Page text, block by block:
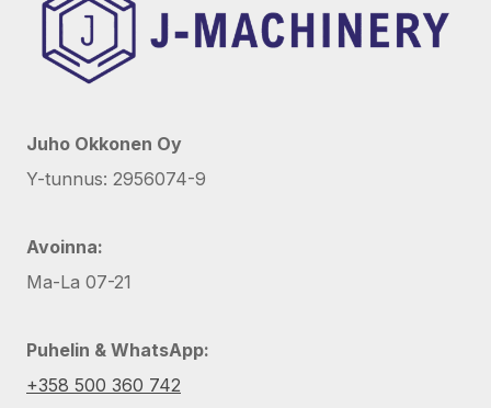
Juho Okkonen Oy
Y-tunnus: 2956074-9
Avoinna:
Ma-La 07-21
Puhelin & WhatsApp:
+358 500 360 742